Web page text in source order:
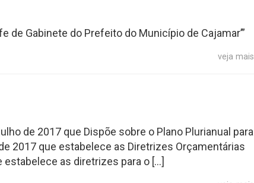
Gabinete do Prefeito do Município de Cajamar’”
veja mais
de 2017 que Dispõe sobre o Plano Plurianual para
2017 que estabelece as Diretrizes Orçamentárias
estabelece as diretrizes para o […]